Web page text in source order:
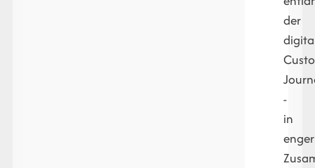
der
-
in
enger